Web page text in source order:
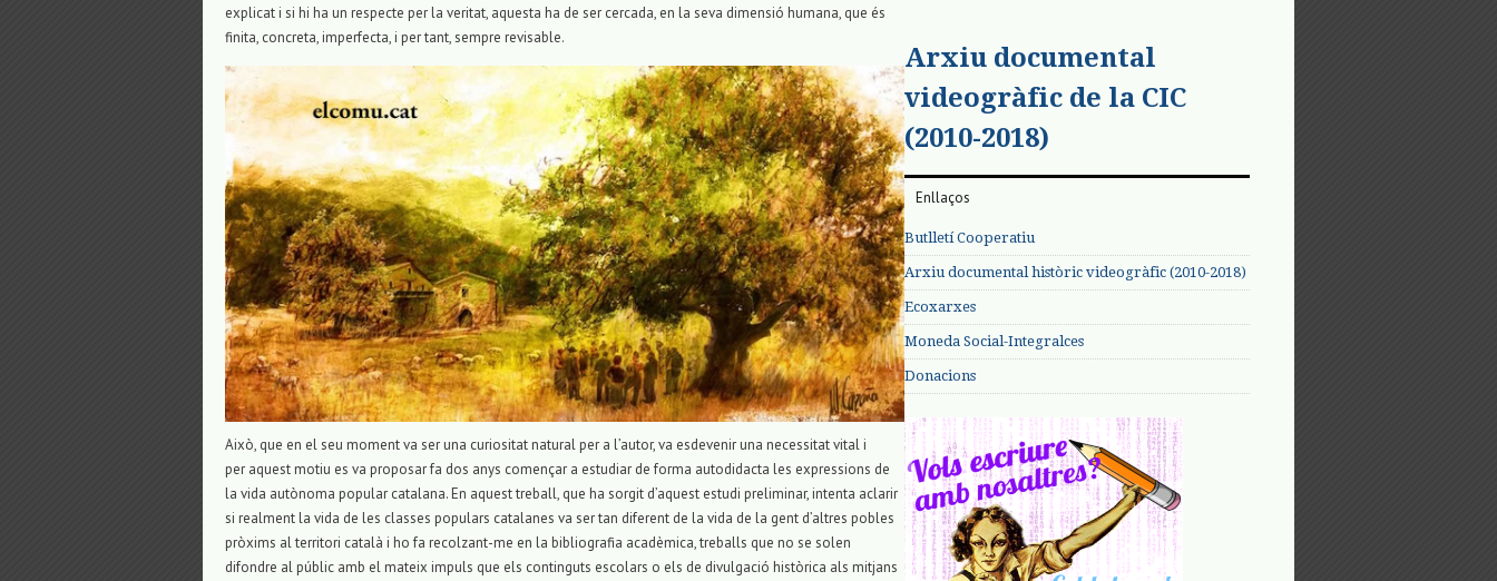
explicat i si hi ha un respecte per la veritat, aquesta ha de ser cercada, en la seva dimensió humana, que és
finita, concreta, imperfecta, i per tant, sempre revisable.
Això, que en el seu moment va ser una curiositat natural per a l’autor, va esdevenir una necessitat vital i
per aquest motiu es va proposar fa dos anys començar a estudiar de forma autodidacta les expressions de
la vida autònoma popular catalana. En aquest treball, que ha sorgit d’aquest estudi preliminar, intenta aclarir
si realment la vida de les classes populars catalanes va ser tan diferent de la vida de la gent d’altres pobles
pròxims al territori català i ho fa recolzant-me en la bibliografia acadèmica, treballs que no se solen
difondre al públic amb el mateix impuls que els continguts escolars o els de divulgació històrica als mitjans
Arxiu documental
videogràfic de la CIC
(2010-2018)
Enllaços
Butlletí Cooperatiu
Arxiu documental històric videogràfic (2010-2018)
Ecoxarxes
Moneda Social-Integralces
Donacions